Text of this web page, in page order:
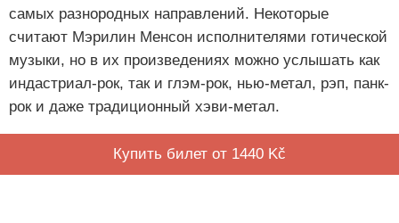
самых разнородных направлений. Некоторые
считают Мэрилин Менсон исполнителями готической
музыки, но в их произведениях можно услышать как
индастриал-рок, так и глэм-рок, нью-метал, рэп, панк-
рок и даже традиционный хэви-метал.
Купить билет от 1440 Kč